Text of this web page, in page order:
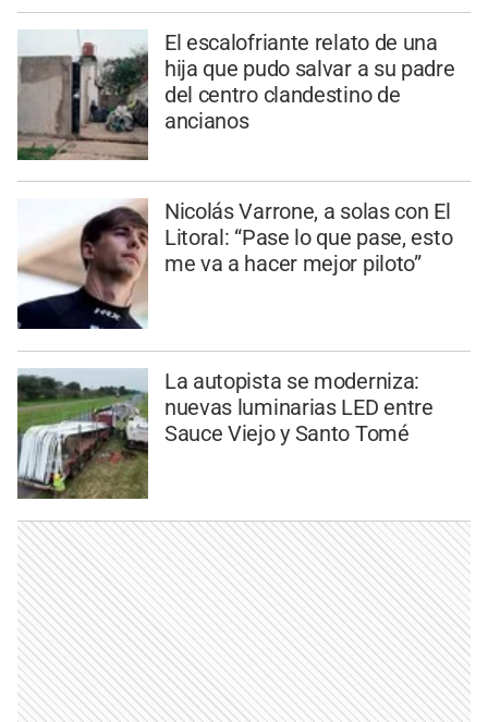
El escalofriante relato de una
hija que pudo salvar a su padre
del centro clandestino de
ancianos
Nicolás Varrone, a solas con El
Litoral: “Pase lo que pase, esto
me va a hacer mejor piloto”
La autopista se moderniza:
nuevas luminarias LED entre
Sauce Viejo y Santo Tomé